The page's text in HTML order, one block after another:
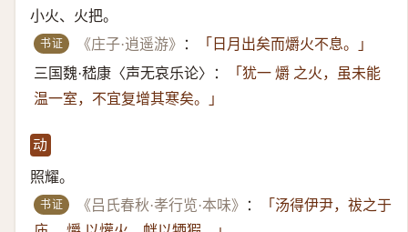
小火、火把。
书证 《庄子·逍遥游》 ：
「日月出矣而爝火不息。」
三国魏·嵇康〈声无哀乐论〉：
「犹一 爝 之火，虽未能
温一室，不宜复增其寒矣。」
动
照耀。
书证 《吕氏春秋·孝行览·本味》 ：
「汤得伊尹，祓之于